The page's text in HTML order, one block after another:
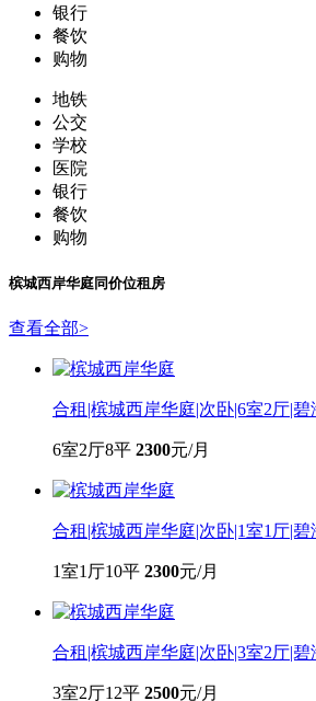
银行
餐饮
购物
地铁
公交
学校
医院
银行
餐饮
购物
槟城西岸华庭同价位租房
查看全部>
合租|槟城西岸华庭|次卧|6室2厅|碧
6室2厅8平 2300元/月
合租|槟城西岸华庭|次卧|1室1厅|碧
1室1厅10平 2300元/月
合租|槟城西岸华庭|次卧|3室2厅|碧
3室2厅12平 2500元/月